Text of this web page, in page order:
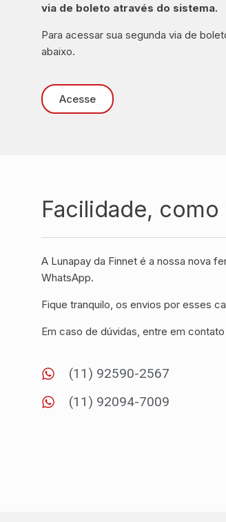
via de boleto através do sistema.
Para acessar sua segunda via de
abaixo.
Acesse
Facilidade,
A Lunapay da Finnet é a nossa nova
WhatsApp.
Fique tranquilo, os envios por esses
Em caso de dúvidas, entre em
(11) 92590-2567
(11) 92094-7009